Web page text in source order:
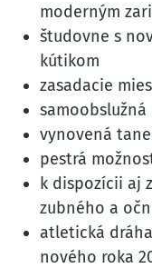
moderným
študovne s
kútikom
zasadacie
samoobslužná
vynovená
pestrá
k dispozícii aj
zubného a
atletická
nového roka